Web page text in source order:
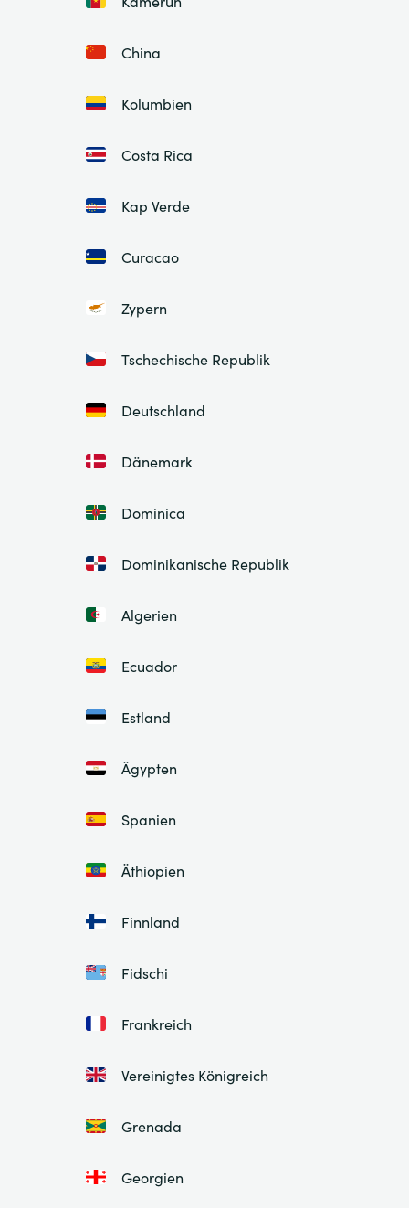
China
Kolumbien
Costa Rica
Kap Verde
Curacao
Zypern
Tschechische Republik
Deutschland
Dänemark
Dominica
Dominikanische Republik
Algerien
Ecuador
Estland
Ägypten
Spanien
Äthiopien
Finnland
Fidschi
Frankreich
Vereinigtes Königreich
Grenada
Georgien